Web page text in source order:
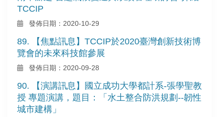
TCCIP
發佈日期：2020-10-29
89. 【焦點訊息】TCCIP於2020臺灣創新技術博
覽會的未來科技館參展
發佈日期：2020-09-28
90. 【演講訊息】國立成功大學都計系-張學聖教
授 專題演講，題目：「水土整合防洪規劃--韌性
城市建構」